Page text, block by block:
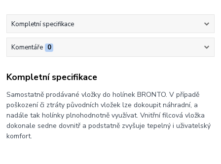
Kompletní specifikace
Komentáře 0
Kompletní specifikace
Samostatně prodávané vložky do holínek BRONTO. V případě
poškození či ztráty původních vložek lze dokoupit náhradní, a
nadále tak holínky plnohodnotně využívat. Vnitřní filcová vložka
dokonale sedne dovnitř a podstatně zvyšuje tepelný i uživatelský
komfort.